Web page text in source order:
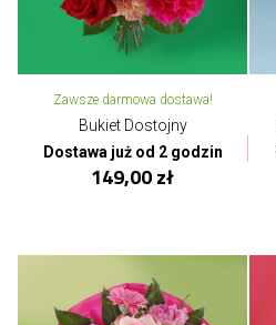
Zawsze darmowa dostawa!
Bukiet Dostojny
Dostawa już od 2 godzin
149,00 zł